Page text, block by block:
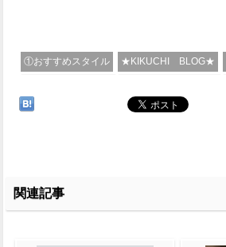
①おすすめスタイル ★KIKUCHI BLOG★
関連記事